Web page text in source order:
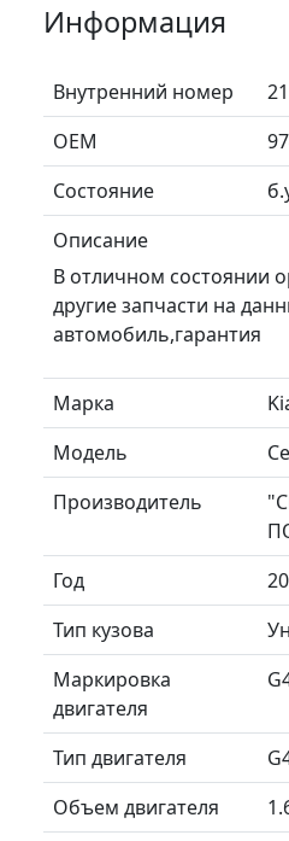
Информация
Внутренний номер
ОЕМ
Состояние
Описание
В отличном состоянии
другие запчасти на
автомобиль,гарантия
Марка
Модель
Производитель
Год
Тип кузова
Маркировка
двигателя
Тип двигателя
Объем двигателя